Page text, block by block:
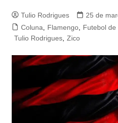
Tulio Rodrigues
25 de
Coluna
Flamengo, Futebol de
Tulio Rodrigues, Zico